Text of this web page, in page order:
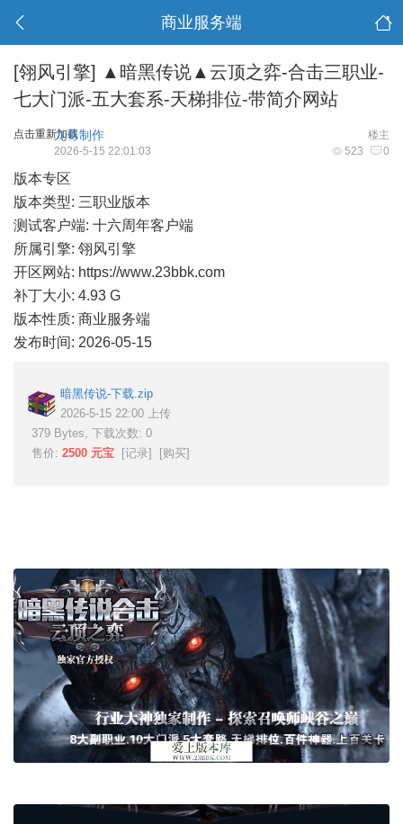
商业服务端
[翎风引擎] ▲暗黑传说▲云顶之弈-合击三职业-
七大门派-五大套系-天梯排位-带简介网站
点击重新加载 楼主
九哥制作
523 0
2026-5-15 22:01:03
版本专区
版本类型: 三职业版本
测试客户端: 十六周年客户端
所属引擎: 翎风引擎
开区网站: https://www.23bbk.com
补丁大小: 4.93 G
版本性质: 商业服务端
发布时间: 2026-05-15
暗黑传说-下载.zip
2026-5-15 22:00 上传
379 Bytes, 下载次数: 0
售价: 2500 元宝 [记录] [购买]